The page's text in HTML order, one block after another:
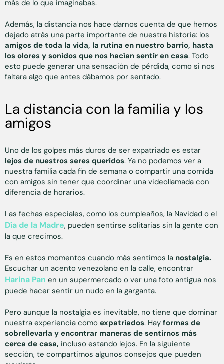
más de lo que imaginabas.
Además, la distancia nos hace darnos cuenta de que hemos
dejado atrás una parte importante de nuestra historia: los
amigos de toda la vida, la rutina en nuestro barrio, hasta
los olores y sonidos que nos hacían sentir en casa. Todo
esto puede generar una sensación de pérdida, como si nos
faltara algo que antes dábamos por sentado.
La distancia con la familia y los
amigos
Uno de los golpes más duros de ser expatriado es estar
lejos de nuestros seres queridos. Ya no podemos ver a
nuestra familia cada fin de semana o compartir una comida
con amigos sin tener que coordinar una videollamada con
diferencia de horarios.
Las fechas especiales, como los cumpleaños, la Navidad o el
Día de la Madre, pueden sentirse solitarias sin la gente con
la que crecimos.
Es en estos momentos cuando más sentimos la nostalgia.
Escuchar un acento venezolano en la calle, encontrar
Harina Pan en un supermercado o ver una foto antigua nos
puede hacer sentir un nudo en la garganta.
Pero aunque la nostalgia es inevitable, no tiene que dominar
nuestra experiencia como expatriados. Hay formas de
sobrellevarla y encontrar maneras de sentirnos más
cerca de casa, incluso estando lejos. En la siguiente
sección, te compartimos algunos consejos que pueden